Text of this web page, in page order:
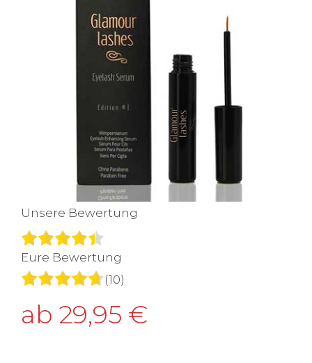
Unsere Bewertung
Eure Bewertung
(10)
ab 29,95 €